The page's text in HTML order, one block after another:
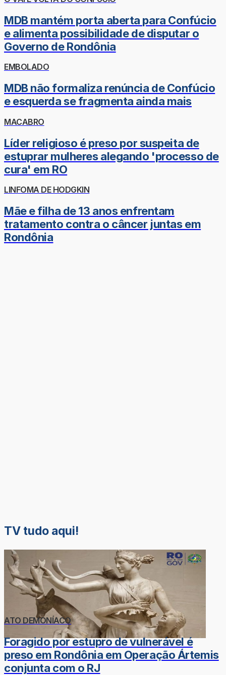
MDB mantém porta aberta para Confúcio
e alimenta possibilidade de disputar o
Governo de Rondônia
EMBOLADO
MDB não formaliza renúncia de Confúcio
e esquerda se fragmenta ainda mais
MACABRO
Líder religioso é preso por suspeita de
estuprar mulheres alegando 'processo de
cura' em RO
LINFOMA DE HODGKIN
Mãe e filha de 13 anos enfrentam
tratamento contra o câncer juntas em
Rondônia
TV tudo aqui!
ATO DEMONÍACO
Foragido por estupro de vulnerável é
preso em Rondônia em Operação Ártemis
conjunta com o RJ